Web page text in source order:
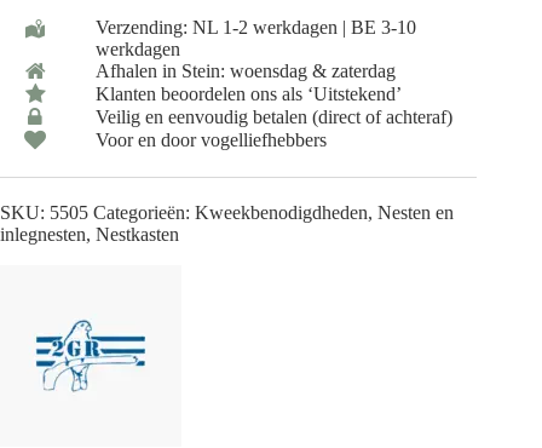
Verzending: NL 1-2 werkdagen | BE 3-10
werkdagen
Afhalen in Stein: woensdag & zaterdag
Klanten beoordelen ons als ‘Uitstekend’
Veilig en eenvoudig betalen (direct of achteraf)
Voor en door vogelliefhebbers
SKU: 5505 Categorieën: Kweekbenodigdheden, Nesten en
inlegnesten, Nestkasten